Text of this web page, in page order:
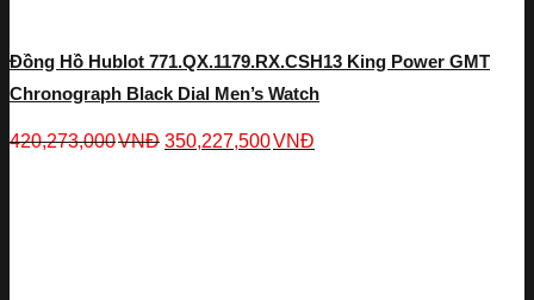
Đồng Hồ Hublot 771.QX.1179.RX.CSH13 King Power GMT
Chronograph Black Dial Men’s Watch
420,273,000VNĐ 350,227,500VNĐ